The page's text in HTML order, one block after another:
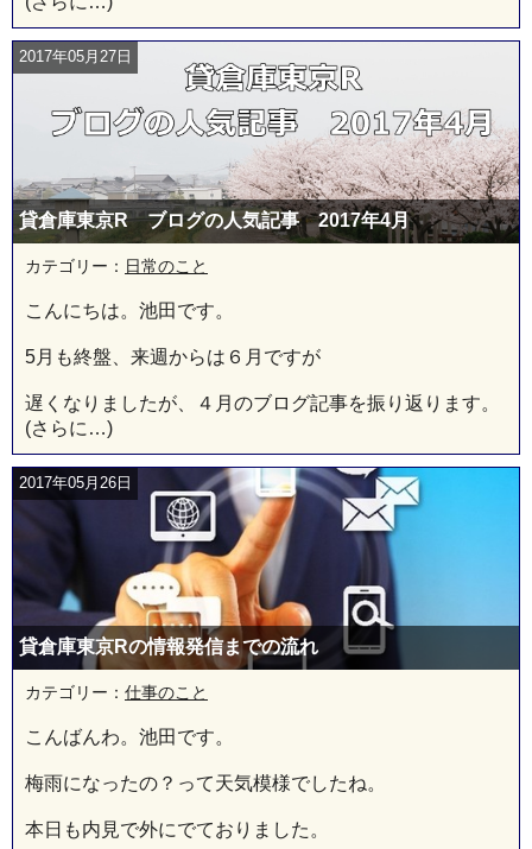
2017年05月27日
貸倉庫東京R ブログの人気記事 2017年4月
カテゴリー： 日常のこと
こんにちは。池田です。
5月も終盤、来週からは６月ですが
遅くなりましたが、４月のブログ記事を振り返ります。
(さらに…)
2017年05月26日
貸倉庫東京Rの情報発信までの流れ
カテゴリー： 仕事のこと
こんばんわ。池田です。
梅雨になったの？って天気模様でしたね。
本日も内見で外にでておりました。